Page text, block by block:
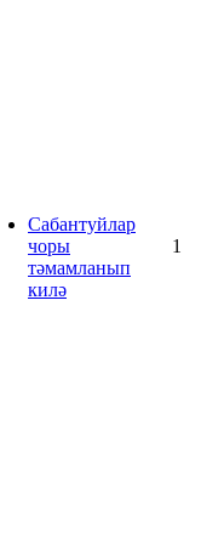
Сабантуйлар
чоры
тәмамланып
килә
1